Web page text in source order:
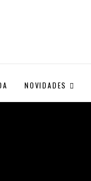
NOVIDADES